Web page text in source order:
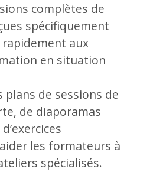
complètes de
spécifiquement
aux
en situation
plans de sessions de
de diaporamas
les formateurs à
spécialisés.